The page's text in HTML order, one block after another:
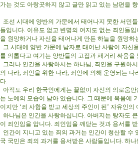
가는 것도 아랑곳하지 않고 글만 읽고 있는 남편을
조선 시대에 양반의 가문에서 태어나지 못한 서민
들입니다. 이유도 없고 변명의 여지도 없는 죄인들
을 원망하거나 자신을 태어나게 만든 하늘을 원망
그 시대에 양반 가문에 남자로 태어난 사람이 자신
를 의롭다고 여기는 양반들의 고집과 패거리 싸움
그러나 인간을 사랑하시는 하나님, 죄인을 구원하
의 나라, 죄인을 위한 나라, 죄인에 의해 운영되는
다.
아직도 우리 한국인에게는 끝없이 자신의 의로움
는 노예의 모습이 남아 있습니다. 그 때문에 복음에
이지만 ‘죄 사함을 받고 세상의 주인이 된’ 자유인
하나님은 인간을 사랑하십니다. 아버지는 탕자도
이 죄인임을 압니다. 죄인임을 깨닫는 것과 용서를
인간이 지니고 있는 죄의 과거는 인간이 청산할 수
국 국민은 죄의 과거를 용서받은 사람들입니다. 하